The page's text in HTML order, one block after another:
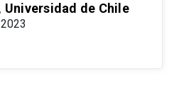
Universidad de Chile